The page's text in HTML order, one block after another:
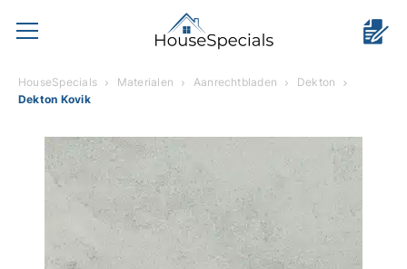
HouseSpecials Materialen Aanrechtbladen
Dekton
Dekton Kovik